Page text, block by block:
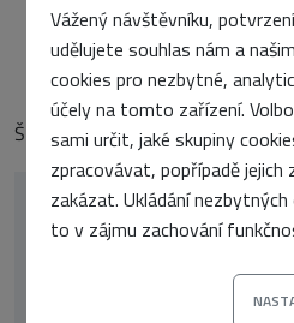
Vážený návštěvníku,
udělujete souhlas nám a
cookies pro nezbytné,
účely na tomto zařízení.
sami určit, jaké skupiny
zpracovávat, popřípadě jejich
zakázat. Ukládání
to v zájmu zachování
DALŠÍ
Finální Opera
Štítky:Články